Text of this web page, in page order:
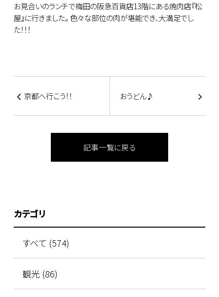
お見合いのランチで梅田の阪急百貨店13階にある焼肉店『松
屋』に行きました。 色々な部位の肉が堪能でき、大満足でし
た！！！
京都へ行こう！！ おうどん♪
記事一覧に戻る
カテゴリ
すべて (574)
観光 (86)